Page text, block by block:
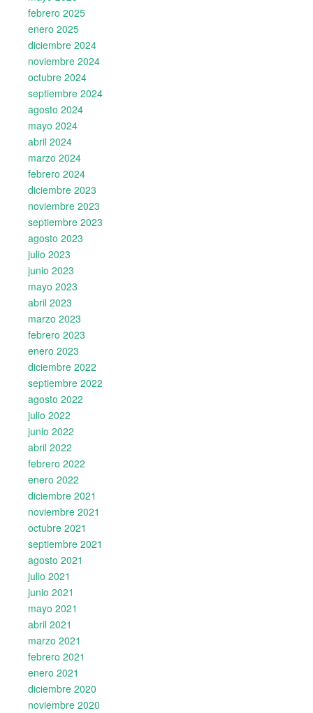
febrero 2025
enero 2025
diciembre 2024
noviembre 2024
octubre 2024
septiembre 2024
agosto 2024
mayo 2024
abril 2024
marzo 2024
febrero 2024
diciembre 2023
noviembre 2023
septiembre 2023
agosto 2023
julio 2023
junio 2023
mayo 2023
abril 2023
marzo 2023
febrero 2023
enero 2023
diciembre 2022
septiembre 2022
agosto 2022
julio 2022
junio 2022
abril 2022
febrero 2022
enero 2022
diciembre 2021
noviembre 2021
octubre 2021
septiembre 2021
agosto 2021
julio 2021
junio 2021
mayo 2021
abril 2021
marzo 2021
febrero 2021
enero 2021
diciembre 2020
noviembre 2020